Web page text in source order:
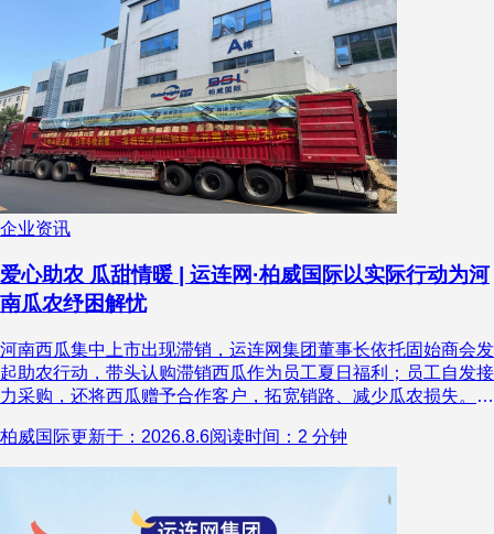
企业资讯
爱心助农 瓜甜情暖 | 运连网·柏威国际以实际行动为河
南瓜农纾困解忧
河南西瓜集中上市出现滞销，运连网集团董事长依托固始商会发
起助农行动，带头认购滞销西瓜作为员工夏日福利；员工自发接
力采购，还将西瓜赠予合作客户，拓宽销路、减少瓜农损失。西
是企业践行社会责任、反哺乡土的体现，集团称未来会持续联动
商会开展各类公益帮扶，传递善意与企业温度。
柏威国际更新于：2026.8.6阅读时间：2 分钟